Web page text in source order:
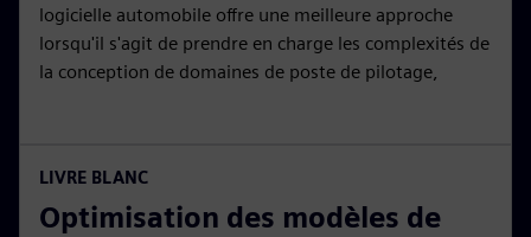
logicielle automobile offre une meilleure approche
lorsqu'il s'agit de prendre en charge les complexités de
la conception de domaines de poste de pilotage,
LIVRE BLANC
Optimisation des modèles de